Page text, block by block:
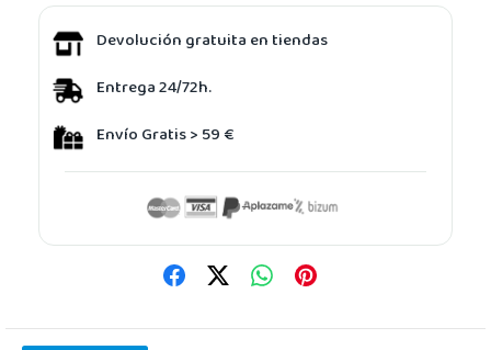
Devolución gratuita en tiendas
Entrega 24/72h.
Envío Gratis > 59 €